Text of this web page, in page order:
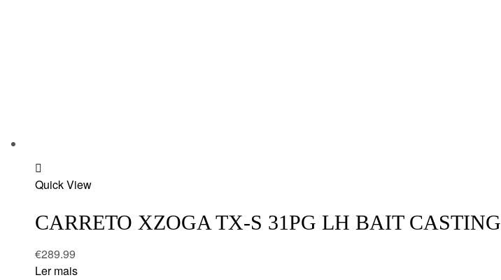
to
Quick View
CARRETO XZOGA TX-S 31PG LH BAIT CASTING
€289.99
Ler mais